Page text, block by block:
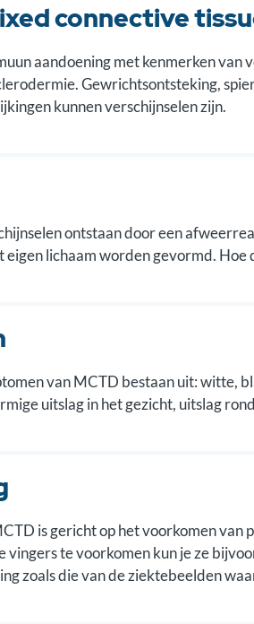
connective
aandoening met kenmerken van
Gewrichtsontsteking,
kunnen verschijnselen zijn.
ontstaan door een
eigen lichaam worden gevormd.
van MCTD bestaan uit: witte,
uitslag in het gezicht, uitslag
is gericht op het voorkomen
vingers te voorkomen kun je ze
zoals die van de ziektebeelden